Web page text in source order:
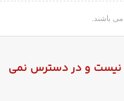
باشند.
نیست و در دسترس نمی